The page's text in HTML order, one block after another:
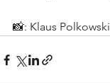
📸: Klaus Polkowski